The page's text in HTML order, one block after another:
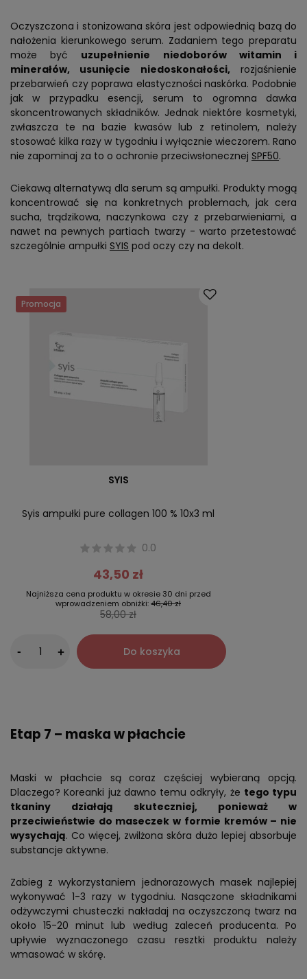
Oczyszczona i stonizowana skóra jest odpowiednią bazą do
nałożenia kierunkowego serum. Zadaniem tego preparatu
może być uzupełnienie niedoborów witamin i
minerałów, usunięcie niedoskonałości,rozjaśnienie
przebarwień czy poprawa elastyczności naskórka. Podobnie
jak w przypadku esencji, serum to ogromna dawka
skoncentrowanych składników. Jednak niektóre kosmetyki,
zwłaszcza te na bazie kwasów lub z retinolem, należy
stosować kilka razy w tygodniu i wyłącznie wieczorem. Rano
nie zapominaj za to o ochronie przeciwsłonecznej SPF50.
Ciekawą alternatywą dla serum są ampułki. Produkty mogą
koncentrować się na konkretnych problemach, jak cera
sucha, trądzikowa, naczynkowa czy z przebarwieniami, a
nawet na pewnych partiach twarzy - warto przetestować
szczególnie ampułki SYIS pod oczy czy na dekolt.
Promocja
SYIS
Syis ampułki pure collagen 100 % 10x3 ml
0.0
43,50 zł
Najniższa cena produktu w okresie 30 dni przed
wprowadzeniem obniżki:46,40 zł
58,00 zł
- + Do koszyka
Etap 7 – maska w płachcie
Maski w płachcie są coraz częściej wybieraną opcją.
Dlaczego? Koreanki już dawno temu odkryły, że tego typu
tkaniny działają skuteczniej, ponieważ w
przeciwieństwie do maseczek w formie kremów – nie
wysychają. Co więcej, zwilżona skóra dużo lepiej absorbuje
substancje aktywne.
Zabieg z wykorzystaniem jednorazowych masek najlepiej
wykonywać 1-3 razy w tygodniu. Nasączone składnikami
odżywczymi chusteczki nakładaj na oczyszczoną twarz na
około 15-20 minut lub według zaleceń producenta. Po
upływie wyznaczonego czasu resztki produktu należy
wmasować w skórę.